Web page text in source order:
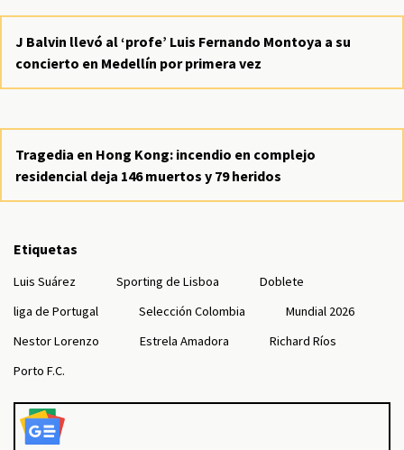
J Balvin llevó al ‘profe’ Luis Fernando Montoya a su
concierto en Medellín por primera vez
Tragedia en Hong Kong: incendio en complejo
residencial deja 146 muertos y 79 heridos
Etiquetas
Luis Suárez Sporting de Lisboa
Doblete
liga de Portugal
Selección Colombia
Mundial 2026
Nestor Lorenzo
Estrela Amadora
Richard Ríos
Porto F.C.